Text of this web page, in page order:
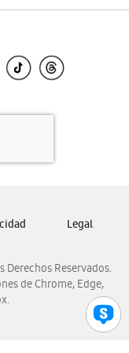
Reservados.
de Chrome, Edge,
Legal